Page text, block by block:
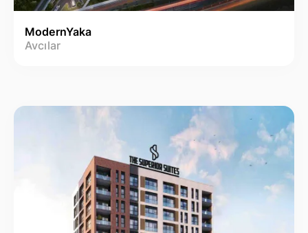
ModernYaka
Avcılar